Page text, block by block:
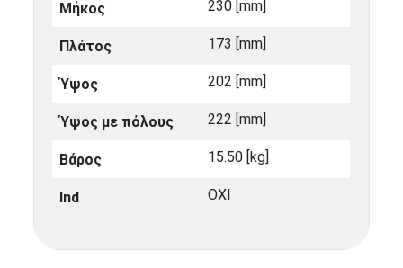
Μήκος 230 [mm]
Πλάτος 173 [mm]
Ύψος 202 [mm]
Ύψος με πόλους 222 [mm]
Βάρος 15.50 [kg]
Ind ΟΧΙ